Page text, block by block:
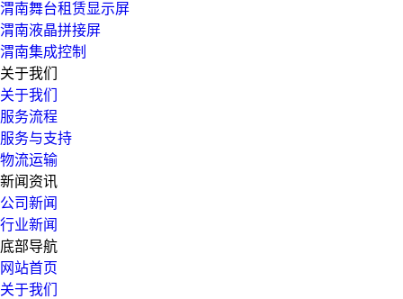
渭南舞台租赁显示屏
渭南液晶拼接屏
渭南集成控制
关于我们
关于我们
服务流程
服务与支持
物流运输
新闻资讯
公司新闻
行业新闻
底部导航
网站首页
关于我们